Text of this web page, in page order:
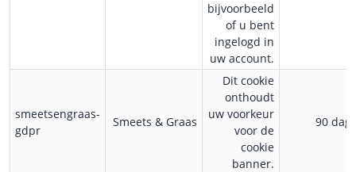
bijvoorbeeld
of u bent
ingelogd in
uw account.
smeetsengraas-
gdpr
Smeets & Graas
Dit cookie
onthoudt
uw voorkeur
voor de
cookie
banner.
90